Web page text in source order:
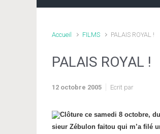
Accueil FILMS PALAIS ROYAL !
PALAIS ROYAL !
12 octobre 2005 Ecrit par
Clôture ce samedi 8 octobre,
sieur Zébulon faitou qui m’a filé